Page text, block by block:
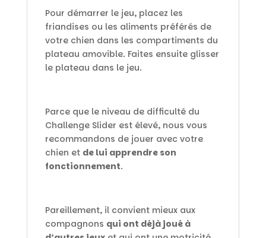
Pour démarrer le jeu, placez les
friandises ou les aliments préférés de
votre chien dans les compartiments du
plateau amovible. Faites ensuite glisser
le plateau dans le jeu.
Parce que le niveau de difficulté du
Challenge Slider est élevé, nous vous
recommandons de jouer avec votre
chien et de lui apprendre son
fonctionnement.
Pareillement, il convient mieux aux
compagnons qui ont déjà joué à